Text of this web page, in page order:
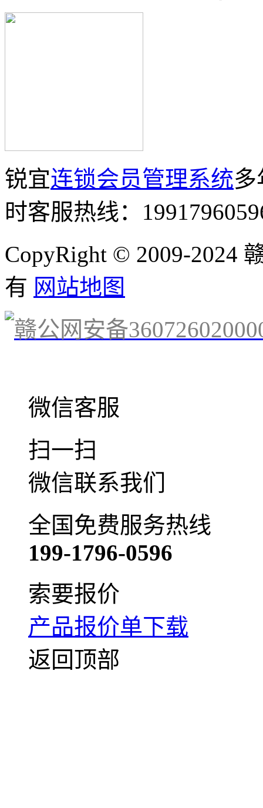
锐宜连锁会员管理系统
时客服热线：
CopyRight © 2009-2024
有 网站地图
赣公网安备
微信客服
扫一扫
微信联系我们
全国免费服务热线
199-1796-0596
索要报价
产品报价单下载
返回顶部